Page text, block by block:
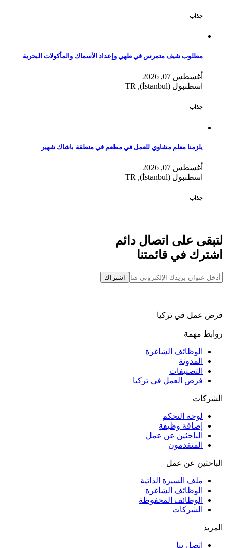
جذاب
مطلوب شيف متمرس في طهي وإعداد الأسماك والمأكولات البحرية
أغسطس 07, 2026
اسطنبول (İstanbul), TR
جذاب
يلزمنا معلم مشاوي للعمل في مطعم في منطقة باشاك شهير
أغسطس 07, 2026
اسطنبول (İstanbul), TR
جذاب
لتبقى على اتصال دائم
اشترك في قائمتنا
اشتراك
فرص عمل في تركيا
روابط مهمة
الوظائف الشاغرة
المدونة
التصنيفات
فرص العمل في تركيا
الشركات
لوحة التحكم
إضافة وظيفة
الباحثين عن عمل
المتقدمون
الباحثين عن عمل
ملف السيرة الذاتية
الوظائف الشاغرة
الوظائف المحفوظة
الشركات
المزيد
اتصل بنا